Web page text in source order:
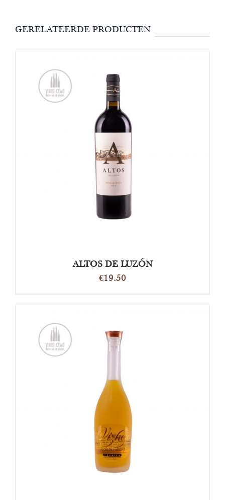
GERELATEERDE PRODUCTEN
OPTIES SELECTEREN
ALTOS DE LUZÓN
€19.50
TOEVOEGEN AAN WINKELWAGEN